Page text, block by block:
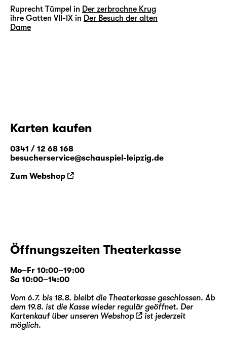
Ruprecht Tümpel in Der zerbrochne Krug
ihre Gatten VII-IX in Der Besuch der alten
Dame
Karten kaufen
0341 / 12 68 168
besucherservice@schauspiel-leipzig.de
Zum Webshop
Öffnungszeiten Theaterkasse
Mo–Fr 10:00–19:00
Sa 10:00–14:00
Vom 6.7. bis 18.8. bleibt die Theaterkasse geschlossen. Ab
dem 19.8. ist die Kasse wieder regulär geöffnet. Der
Kartenkauf über unseren Webshop
ist jederzeit
möglich.